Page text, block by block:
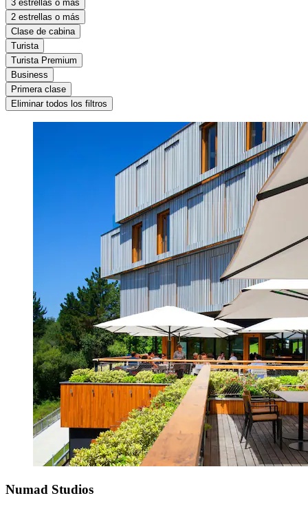
3 estrellas o más
2 estrellas o más
Clase de cabina
Turista
Turista Premium
Business
Primera clase
Eliminar todos los filtros
Numad Studios